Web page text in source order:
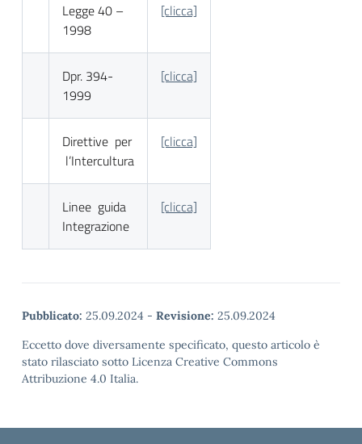
Legge 40 –
1998
[clicca]
Dpr. 394-
1999
[clicca]
Direttive per
l’Intercultura
[clicca]
Linee guida
Integrazione
[clicca]
Pubblicato: 25.09.2024 - Revisione: 25.09.2024
Eccetto dove diversamente specificato, questo articolo è
stato rilasciato sotto Licenza Creative Commons
Attribuzione 4.0 Italia.